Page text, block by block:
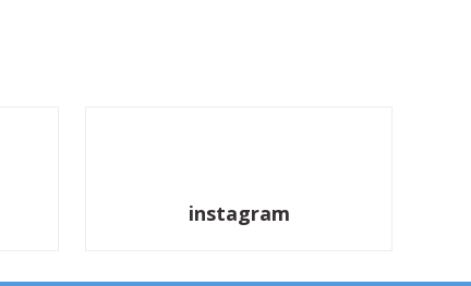
instagram